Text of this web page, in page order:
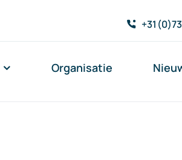
Organisatie